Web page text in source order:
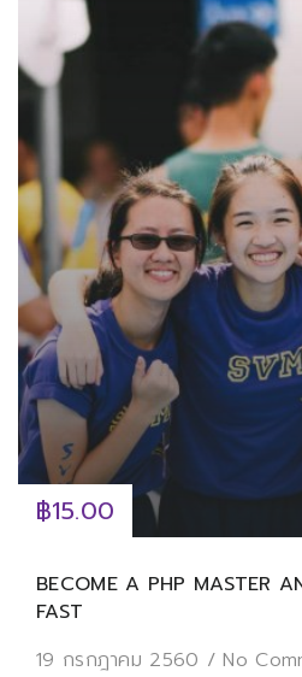
฿15.00
BECOME A PHP MASTER
FAST
19 กรกฎาคม 2560 /No